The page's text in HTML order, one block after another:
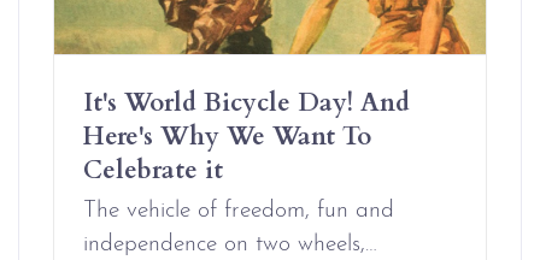
It's World Bicycle Day! And
Here's Why We Want To
Celebrate it
The vehicle of freedom, fun and
independence on two wheels,…